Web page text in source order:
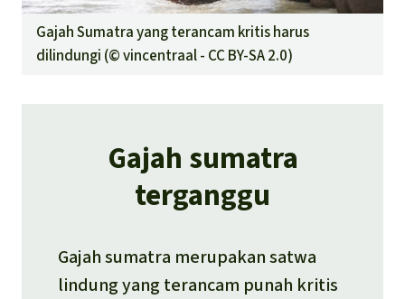
Gajah Sumatra yang terancam kritis harus
dilindungi (©vincentraal - CC BY-SA 2.0)
Gajah sumatra
terganggu
Gajah sumatra merupakan satwa
lindung yang terancam punah kritis